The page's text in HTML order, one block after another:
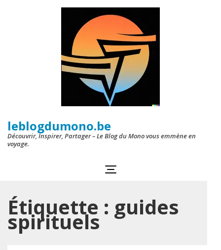
leblogdumono.be
Découvrir, Inspirer, Partager – Le Blog du Mono vous emmène en
voyage.
Étiquette : guides
spirituels